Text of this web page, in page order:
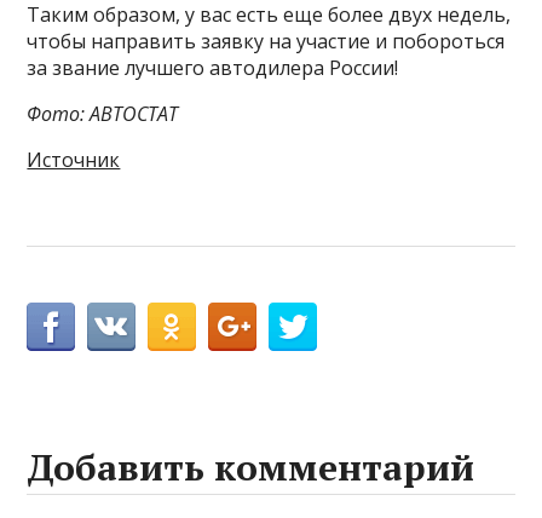
Таким образом, у вас есть еще более двух недель,
чтобы направить заявку на участие и побороться
за звание лучшего автодилера России!
Фото: АВТОСТАТ
Источник
Добавить комментарий